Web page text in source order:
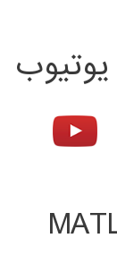
یوتیوب